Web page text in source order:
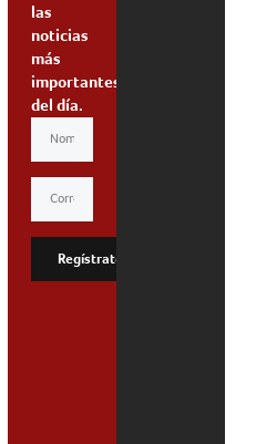
las
noticias
más
importantes
del día.
Regístrate